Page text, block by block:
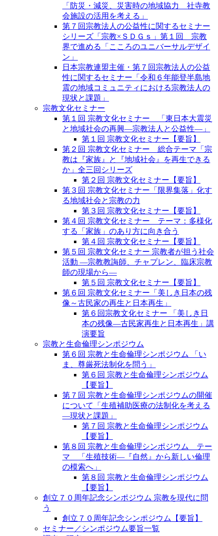
「防災・減災、災害時の地域協力 社寺教
会施設の活用を考える」
第７回宗教法人の公益性に関するセミナー
シリーズ「宗教×ＳＤＧｓ」第１回 宗教
界で進める「こころのユニバーサルデザイ
ン」
日本宗教連盟主催・第７回宗教法人の公益
性に関するセミナー「令和６年能登半島地
震の地域コミュニティにおける宗教法人の
現状と課題」
宗教文化セミナー
第１回 宗教文化セミナー 「東日本大震災
と地域社会の再興―宗教法人と公益性―」
第１回 宗教文化セミナー【要旨】
第２回 宗教文化セミナー 総合テーマ「宗
教は『家族』と『地域社会』を再生できる
か」全三回シリーズ
第２回 宗教文化セミナー【要旨】
第３回 宗教文化セミナー「限界集落」化す
る地域社会と宗教の力
第３回 宗教文化セミナー【要旨】
第４回 宗教文化セミナー テーマ：多様化
する「家族」のあり方に向き合う
第４回 宗教文化セミナー【要旨】
第５回 宗教文化セミナー 宗教者が担う社会
活動 ―宗教教誨師、チャプレン、臨床宗教
師の現場から―
第５回 宗教文化セミナー【要旨】
第６回 宗教文化セミナー「美しき日本の残
像～古民家の再生と日本再生」
第６回宗教文化セミナー 「美しき日
本の残像―古民家再生と日本再生」講
演要旨
宗教と生命倫理シンポジウム
第６回 宗教と生命倫理シンポジウム 「い
ま、尊厳死法制化を問う」
第６回 宗教と生命倫理シンポジウム
【要旨】
第７回 宗教と生命倫理シンポジウムの開催
について「生殖補助医療の法制化を考える
―現状と課題」
第７回 宗教と生命倫理シンポジウム
【要旨】
第８回 宗教と生命倫理シンポジウム テー
マ 「生殖技術―『自然』から新しい倫理
の模索へ」
第８回 宗教と生命倫理シンポジウム
【要旨】
創立７０周年記念シンポジウム 宗教を現代に問
う
創立７０周年記念シンポジウム【要旨】
セミナー／シンポジウム要旨一覧